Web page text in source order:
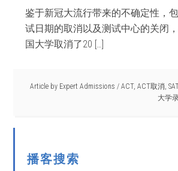
鉴于新冠大流行带来的不确定性，包
试日期的取消以及测试中心的关闭
国大学取消了20 […]
Article by Expert Admissions / ACT, ACT取消, SAT
大学
播客搜索